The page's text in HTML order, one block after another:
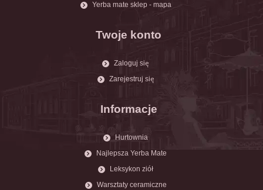
Yerba mate sklep - mapa
Twoje konto
Zaloguj się
Zarejestruj się
Informacje
Hurtownia
Najlepsza Yerba Mate
Leksykon ziół
Warsztaty ceramiczne